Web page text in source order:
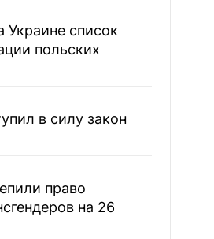
Украине список
польских
в силу закон
право
на 26